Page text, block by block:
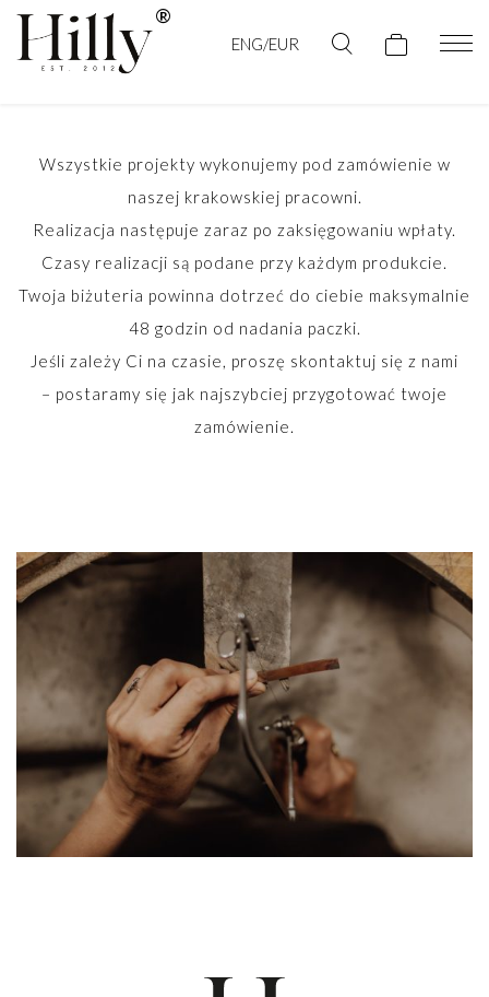
ENG/EUR
Wszystkie projekty wykonujemy pod zamówienie w
naszej krakowskiej pracowni.
Realizacja następuje zaraz po zaksięgowaniu wpłaty.
Czasy realizacji są podane przy każdym produkcie.
Twoja biżuteria powinna dotrzeć do ciebie maksymalnie
48 godzin od nadania paczki.
Jeśli zależy Ci na czasie, proszę skontaktuj się z nami
– postaramy się jak najszybciej przygotować twoje
zamówienie.